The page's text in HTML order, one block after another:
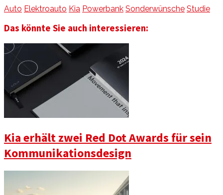
Auto Elektroauto Kia Powerbank Sonderwünsche Studie
Das könnte Sie auch interessieren:
Kia erhält zwei Red Dot Awards für sein
Kommunikationsdesign